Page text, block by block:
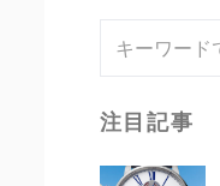
注目記事